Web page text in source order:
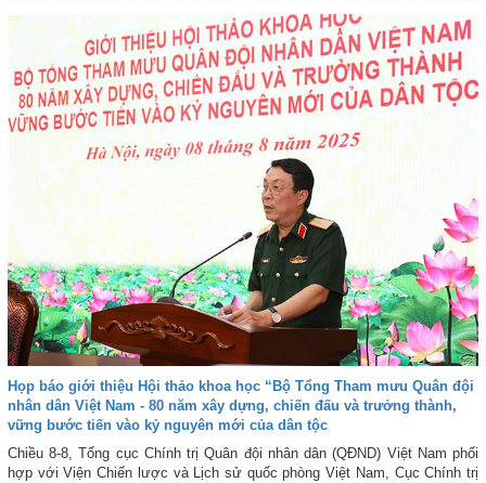
Quốc phòng và Quân chủng PK-KQ.
Họp báo giới thiệu Hội thảo khoa học “Bộ Tổng Tham mưu Quân đội
nhân dân Việt Nam - 80 năm xây dựng, chiến đấu và trưởng thành,
vững bước tiến vào kỷ nguyên mới của dân tộc
Chiều 8-8, Tổng cục Chính trị Quân đội nhân dân (QĐND) Việt Nam phối
hợp với Viện Chiến lược và Lịch sử quốc phòng Việt Nam, Cục Chính trị